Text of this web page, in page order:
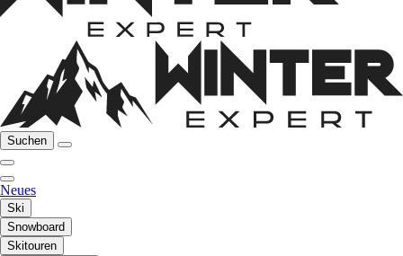
Suchen
Neues
Ski
Snowboard
Skitouren